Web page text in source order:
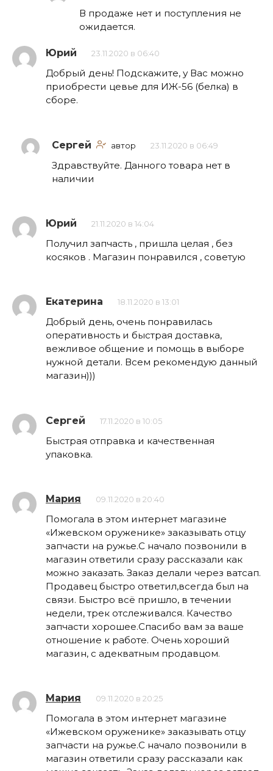
В продаже нет и поступления не
ожидается.
Юрий 23.11.2020 в 06:40
Добрый день! Подскажите, у Вас можно
приобрести цевье для ИЖ-56 (белка) в
сборе.
Сергей автор 23.11.2020 в 06:49
Здравствуйте. Данного товара нет в
наличии
Юрий 21.11.2020 в 14:04
Получил запчасть , пришла целая , без
косяков . Магазин понравился , советую
Екатерина 18.11.2020 в 13:01
Добрый день, очень понравилась
оперативность и быстрая доставка,
вежливое общение и помощь в выборе
нужной детали. Всем рекомендую данный
магазин)))
Сергей 17.11.2020 в 10:05
Быстрая отправка и качественная
упаковка.
Мария 09.11.2020 в 20:40
Помогала в этом интернет магазине
«Ижевском оруженике» заказывать отцу
запчасти на ружье.С начало позвонили в
магазин ответили сразу рассказали как
можно заказать. Заказ делали через ватсап.
Продавец быстро ответил,всегда был на
связи. Быстро всё пришло, в течении
недели, трек отслеживался. Качество
запчасти хорошее.Спасибо вам за ваше
отношение к работе. Очень хороший
магазин, с адекватным продавцом.
Мария 09.11.2020 в 20:25
Помогала в этом интернет магазине
«Ижевском оруженике» заказывать отцу
запчасти на ружье.С начало позвонили в
магазин ответили сразу рассказали как